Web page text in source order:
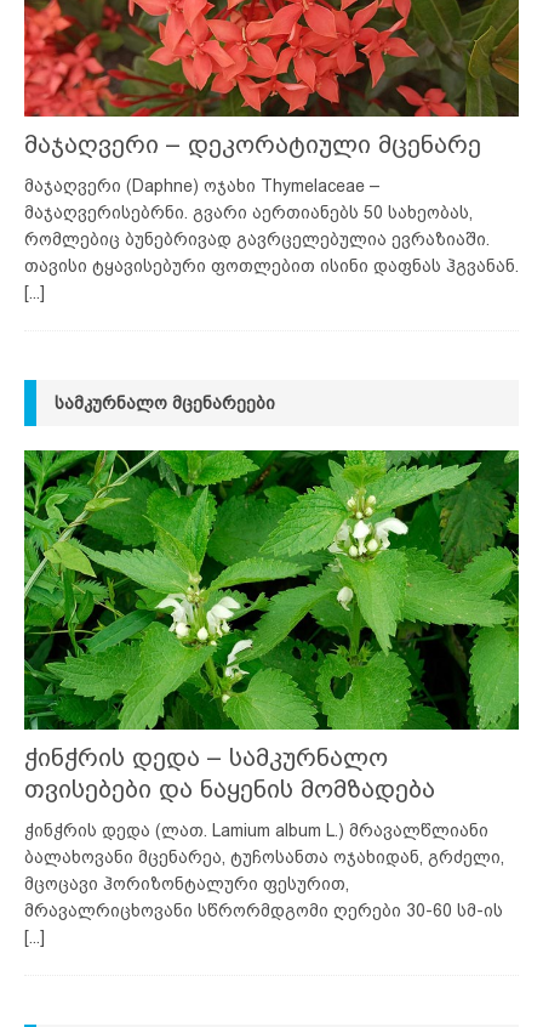
მაჯაღვერი – დეკორატიული მცენარე
მაჯაღვერი (Daphne) ოჯახი Thymelaceae –
მაჯაღვერისებრნი. გვარი აერთიანებს 50 სახეობას,
რომლებიც ბუნებრივად გავრცელებულია ევრაზიაში.
თავისი ტყავისებური ფოთლებით ისინი დაფნას ჰგვანან.
[...]
ᲡᲐᲛᲙᲣᲠᲜᲐᲚᲝ ᲛᲪᲔᲜᲐᲠᲔᲔᲑᲘ
ჭინჭრის დედა – სამკურნალო
თვისებები და ნაყენის მომზადება
ჭინჭრის დედა (ლათ. Lamium album L.) მრავალწლიანი
ბალახოვანი მცენარეა, ტუჩოსანთა ოჯახიდან, გრძელი,
მცოცავი ჰორიზონტალური ფესურით,
მრავალრიცხოვანი სწრორმდგომი ღერები 30-60 სმ-ის
[...]